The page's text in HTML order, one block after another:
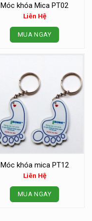
Móc khóa Mica PT02
Liên Hệ
MUA NGAY
Móc khóa mica PT12
Liên Hệ
MUA NGAY